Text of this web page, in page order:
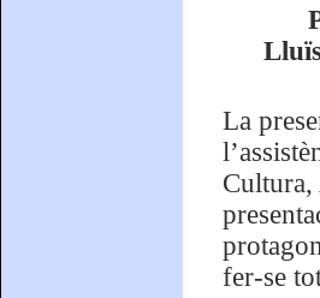
La
Cultura,
fer-se